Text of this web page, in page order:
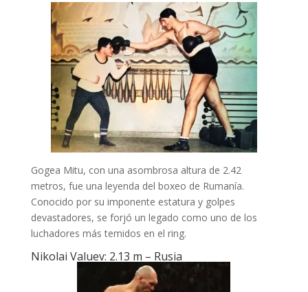
Gogea Mitu, con una asombrosa altura de 2.42
metros, fue una leyenda del boxeo de Rumanía.
Conocido por su imponente estatura y golpes
devastadores, se forjó un legado como uno de los
luchadores más temidos en el ring.
Nikolai Valuev: 2.13 m – Rusia